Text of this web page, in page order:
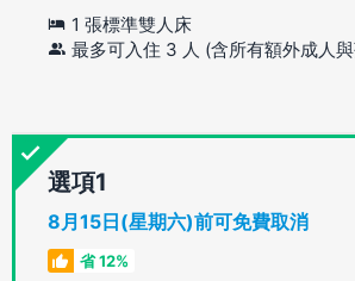
1 張標準雙人床
最多可入住 3 人 (含所有額外成人
選項
8月15日(星期六)前可免費取消
省 12%